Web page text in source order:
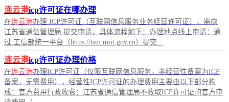
连云港icp许可证在哪办理
在连云港办理 ICP许可证（互联网信息服务业务经营许可证），需向
江苏省通信管理局 提交申请，具体流程如下：办理地点线上申请：通
过 工信部统一平台（https://tsm.miit.gov.cn）提交...
连云港icp许可证办理价格
在连云港办理ICP许可证（仅限互联网信息服务，非经营性备案为ICP
备案，无需费用），经营性ICP许可证的办理费用主要由以下部分构
成：官方费用行政收费：江苏省通信管理局不收取ICP许可证的官方申